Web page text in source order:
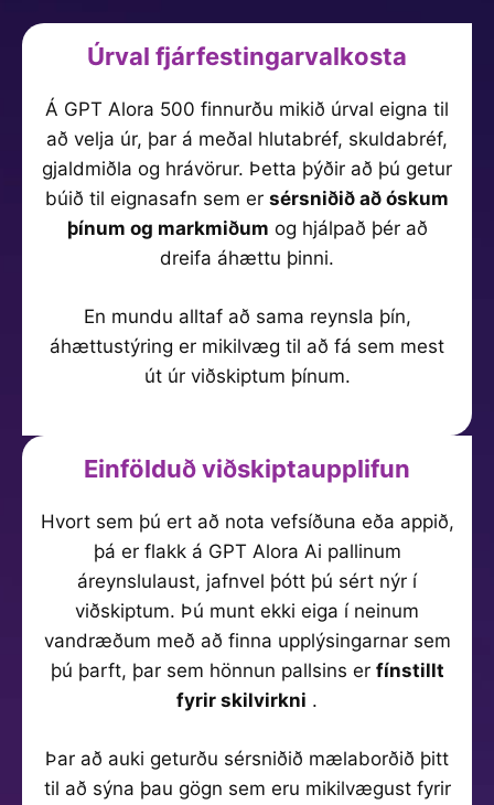
Úrval fjárfestingarvalkosta
Á GPT Alora 500 finnurðu mikið úrval eigna til
að velja úr, þar á meðal hlutabréf, skuldabréf,
gjaldmiðla og hrávörur. Þetta þýðir að þú getur
búið til eignasafn sem er sérsniðið að óskum
þínum og markmiðum og hjálpað þér að
dreifa áhættu þinni.
En mundu alltaf að sama reynsla þín,
áhættustýring er mikilvæg til að fá sem mest
út úr viðskiptum þínum.
Einfölduð viðskiptaupplifun
Hvort sem þú ert að nota vefsíðuna eða appið,
þá er flakk á GPT Alora Ai pallinum
áreynslulaust, jafnvel þótt þú sért nýr í
viðskiptum. Þú munt ekki eiga í neinum
vandræðum með að finna upplýsingarnar sem
þú þarft, þar sem hönnun pallsins er fínstillt
fyrir skilvirkni .
Þar að auki geturðu sérsniðið mælaborðið þitt
til að sýna þau gögn sem eru mikilvægust fyrir